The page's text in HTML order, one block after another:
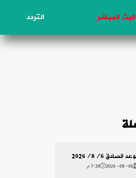
البث المباشر التردد
الصادق 2026/8/6
2026-08-06 7:30 م